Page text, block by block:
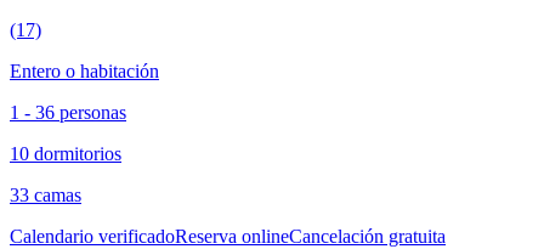
(17)
Entero o habitación
1 - 36 personas
10 dormitorios
33 camas
Calendario verificadoReserva onlineCancelación gratuita